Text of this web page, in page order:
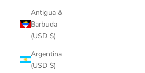
Antigua &
Barbuda
(USD $)
Argentina
(USD $)